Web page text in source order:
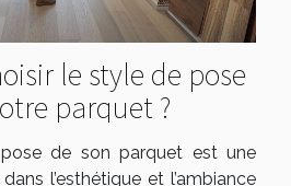
le style de pose
parquet ?
de son parquet est une
l’esthétique et l’ambiance